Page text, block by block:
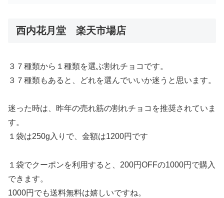
西内花月堂 楽天市場店
３７種類から１種類を選ぶ割れチョコです。
３７種類もあると、どれを選んでいいか迷うと思います。
迷った時は、昨年の売れ筋の割れチョコを推奨されていま
す。
１袋は250g入りで、金額は1200円です
１袋でクーポンを利用すると、200円OFFの1000円で購入
できます。
1000円でも送料無料は嬉しいですね。